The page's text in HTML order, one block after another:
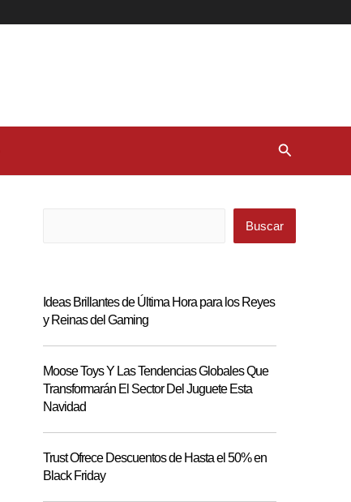
Buscar
Buscar
Ideas Brillantes de Última Hora para los Reyes
y Reinas del Gaming
Moose Toys Y Las Tendencias Globales Que
Transformarán El Sector Del Juguete Esta
Navidad
Trust Ofrece Descuentos de Hasta el 50% en
Black Friday